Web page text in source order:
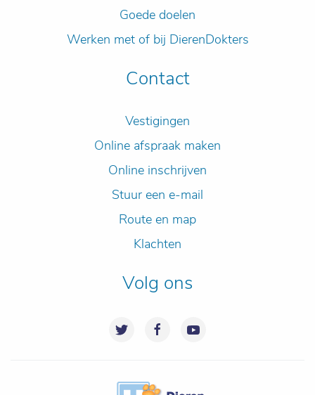
Goede doelen
Werken met of bij DierenDokters
Contact
Vestigingen
Online afspraak maken
Online inschrijven
Stuur een e-mail
Route en map
Klachten
Volg ons